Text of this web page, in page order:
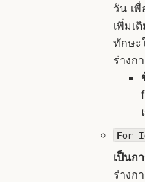
วัน เ
เพิ่มเ
ทักษะ
ร่างก
For
เป็นก
ร่างก